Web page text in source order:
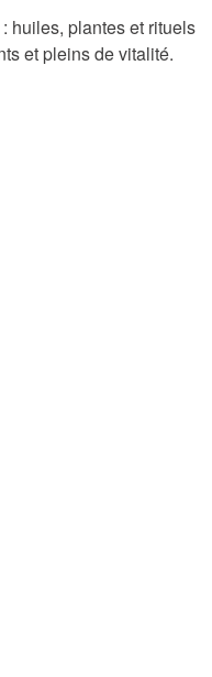
huiles, plantes et rituels
et pleins de vitalité.